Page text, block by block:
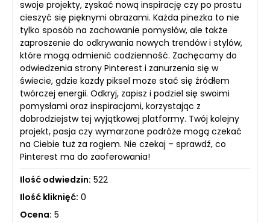
swoje projekty, zyskać nową inspirację czy po prostu
cieszyć się pięknymi obrazami. Każda pinezka to nie
tylko sposób na zachowanie pomysłów, ale także
zaproszenie do odkrywania nowych trendów i stylów,
które mogą odmienić codzienność. Zachęcamy do
odwiedzenia strony Pinterest i zanurzenia się w
świecie, gdzie każdy piksel może stać się źródłem
twórczej energii. Odkryj, zapisz i podziel się swoimi
pomysłami oraz inspiracjami, korzystając z
dobrodziejstw tej wyjątkowej platformy. Twój kolejny
projekt, pasja czy wymarzone podróże mogą czekać
na Ciebie tuż za rogiem. Nie czekaj – sprawdź, co
Pinterest ma do zaoferowania!
Ilość odwiedzin: 522
Ilość kliknięć: 0
Ocena: 5